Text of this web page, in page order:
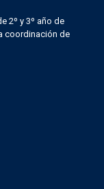
2º y 3º año de
coordinación de